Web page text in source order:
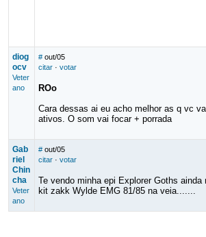
diog
ocv
Veter
ano
# out/05
citar· votar
ROo
Cara dessas ai eu acho melhor as q vc
ativos. O som vai focar + porrada
Gab
riel
Chin
cha
Veter
ano
# out/05
citar· votar
Te vendo minha epi Explorer Goths
kit zakk Wylde EMG 81/85 na veia.......